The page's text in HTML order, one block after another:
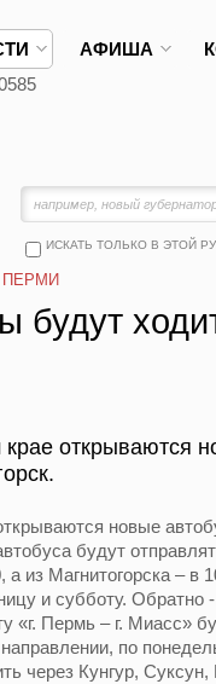
АФИША
ИСКАТЬ ТОЛЬКО В ЭТОЙ
будут
открываются
новые
будут
из Магнитогорска – в
и субботу. Обратно
«г. Пермь – г. Миасс»
по
через Кунгур,